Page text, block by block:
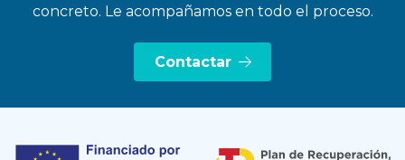
concreto. Le acompañamos en todo el proceso.
Contactar